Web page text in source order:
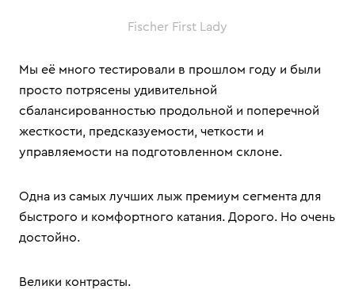
Fischer First Lady
Мы её много тестировали в прошлом году и были
просто потрясены удивительной
сбалансированностью продольной и поперечной
жесткости, предсказуемости, четкости и
управляемости на подготовленном склоне.
Одна из самых лучших лыж премиум сегмента для
быстрого и комфортного катания. Дорого. Но очень
достойно.
Велики контрасты.